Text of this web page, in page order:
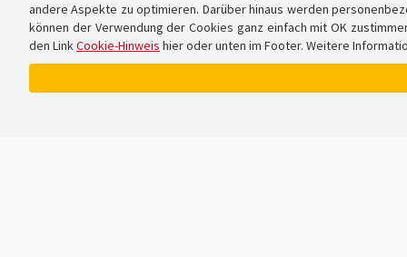
andere Aspekte zu optimieren. Darüber hinaus werden
können der Verwendung der Cookies ganz einfach mit OK
den LinkCookie-Hinweis hier oder unten im Footer. Weitere